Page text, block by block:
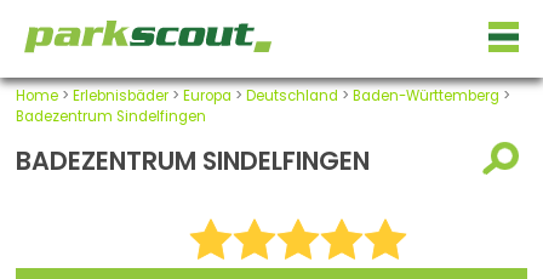
Home> Erlebnisbäder> Europa > Deutschland > Baden-Württemberg >
Badezentrum Sindelfingen
BADEZENTRUM SINDELFINGEN